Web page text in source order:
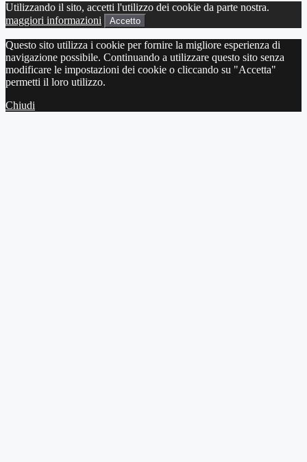
Utilizzando il sito, accetti l'utilizzo dei cookie da parte nostra.
maggiori informazioni
Accetto
Questo sito utilizza i cookie per fornire la migliore esperienza di
navigazione possibile. Continuando a utilizzare questo sito senza
modificare le impostazioni dei cookie o cliccando su "Accetta"
permetti il loro utilizzo.
Chiudi